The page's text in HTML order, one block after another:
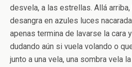
desvela, a las estrellas. Allá
desangra en azules luces
apenas termina de lavarse la cara
dudando aún si vuela volando o
junto a una vela, una sombra vela